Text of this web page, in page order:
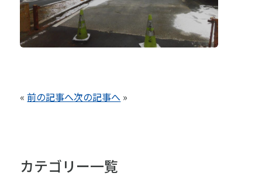
«前の記事へ次の記事へ »
カテゴリー一覧